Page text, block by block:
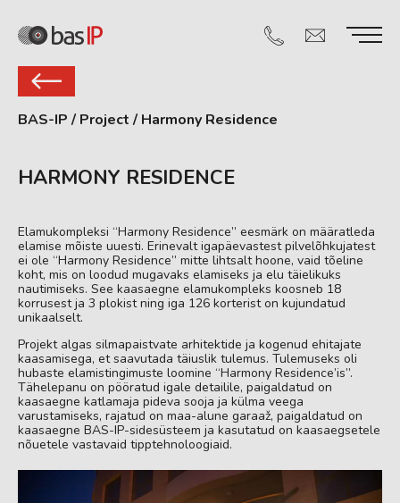
BAS-IP / Project / Harmony Residence
HARMONY RESIDENCE
Elamukompleksi “Harmony Residence” eesmärk on määratleda
elamise mõiste uuesti. Erinevalt igapäevastest pilvelõhkujatest
ei ole “Harmony Residence” mitte lihtsalt hoone, vaid tõeline
koht, mis on loodud mugavaks elamiseks ja elu täielikuks
nautimiseks. See kaasaegne elamukompleks koosneb 18
korrusest ja 3 plokist ning iga 126 korterist on kujundatud
unikaalselt.
Projekt algas silmapaistvate arhitektide ja kogenud ehitajate
kaasamisega, et saavutada täiuslik tulemus. Tulemuseks oli
hubaste elamistingimuste loomine “Harmony Residence’is”.
Tähelepanu on pööratud igale detailile, paigaldatud on
kaasaegne katlamaja pideva sooja ja külma veega
varustamiseks, rajatud on maa-alune garaaž, paigaldatud on
kaasaegne BAS-IP-sidesüsteem ja kasutatud on kaasaegsetele
nõuetele vastavaid tipptehnoloogiaid.